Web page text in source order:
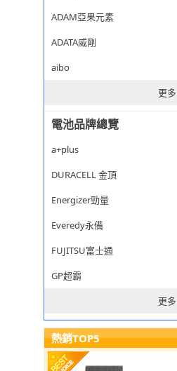
ADAM亞果元素
ADATA威剛
aibo
更多
電池品牌總覽
a+plus
DURACELL 金頂
Energizer勁量
Everedy永備
FUJITSU富士通
GP超霸
更多
熱銷TOP5